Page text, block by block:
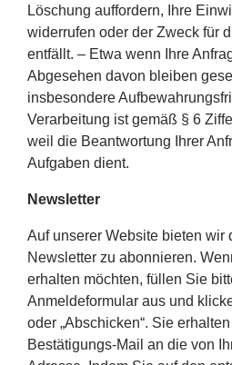
Löschung auffordern, Ihre
widerrufen oder der Zweck für
entfällt. – Etwa wenn Ihre
Abgesehen davon bleiben
insbesondere
Verarbeitung ist gemäß § 6
weil die Beantwortung Ihrer
Aufgaben dient.
Newsletter
Auf unserer Website bieten wir
Newsletter zu abonnieren.
erhalten möchten, füllen Sie
Anmeldeformular aus und
oder „Abschicken“. Sie
Bestätigungs-Mail an die von